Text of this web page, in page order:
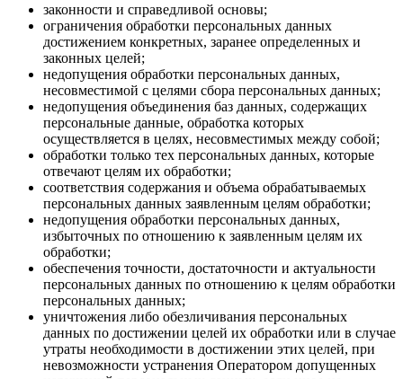
законности и справедливой основы;
ограничения обработки персональных данных
достижением конкретных, заранее определенных и
законных целей;
недопущения обработки персональных данных,
несовместимой с целями сбора персональных данных;
недопущения объединения баз данных, содержащих
персональные данные, обработка которых
осуществляется в целях, несовместимых между собой;
обработки только тех персональных данных, которые
отвечают целям их обработки;
соответствия содержания и объема обрабатываемых
персональных данных заявленным целям обработки;
недопущения обработки персональных данных,
избыточных по отношению к заявленным целям их
обработки;
обеспечения точности, достаточности и актуальности
персональных данных по отношению к целям обработки
персональных данных;
уничтожения либо обезличивания персональных
данных по достижении целей их обработки или в случае
утраты необходимости в достижении этих целей, при
невозможности устранения Оператором допущенных